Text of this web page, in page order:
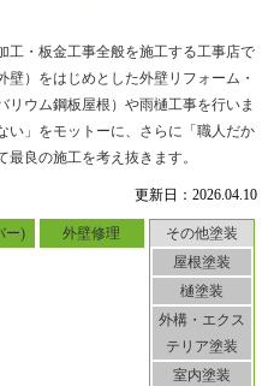
更新日：2026.04.10
ー) 外壁修理
その他塗装
屋根塗装
樋塗装
外構・エクス
テリア塗装
室内塗装
工・板金工事全般を施工する工事店で
）をはじめとした外壁リフォーム・
ウム鋼板屋根）や雨樋工事を行いま
い」をモットーに、さらに「職人だか
良の施工を考え抜きます。